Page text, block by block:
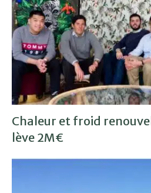
Chaleur et froid
lève 2M€